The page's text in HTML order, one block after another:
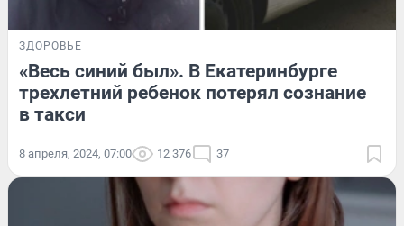
ЗДОРОВЬЕ
«Весь синий был». В Екатеринбурге
трехлетний ребенок потерял сознание
в такси
8 апреля, 2024, 07:00 12 376 37